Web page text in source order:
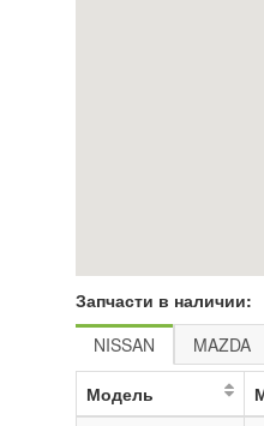
Запчасти в наличии:
NISSAN
MAZDA
Модель